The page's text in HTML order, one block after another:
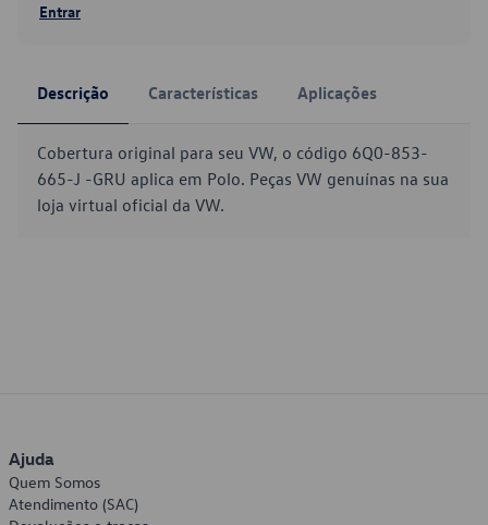
Entrar
Descrição Características Aplicações
Cobertura original para seu VW, o código 6Q0-853-
665-J -GRU aplica em Polo. Peças VW genuínas na sua
loja virtual oficial da VW.
Ajuda
Quem Somos
Atendimento (SAC)